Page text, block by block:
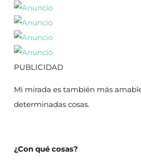
PUBLICIDAD
Mi mirada es también más
determinadas cosas.
¿Con qué cosas?